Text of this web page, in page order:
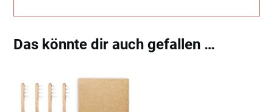
Das könnte dir auch gefallen …